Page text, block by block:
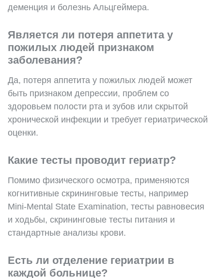
деменция и болезнь Альцгеймера.
Является ли потеря аппетита у
пожилых людей признаком
заболевания?
Да, потеря аппетита у пожилых людей может
быть признаком депрессии, проблем со
здоровьем полости рта и зубов или скрытой
хронической инфекции и требует гериатрической
оценки.
Какие тесты проводит гериатр?
Помимо физического осмотра, применяются
когнитивные скрининговые тесты, например
Mini-Mental State Examination, тесты равновесия
и ходьбы, скрининговые тесты питания и
стандартные анализы крови.
Есть ли отделение гериатрии в
каждой больнице?